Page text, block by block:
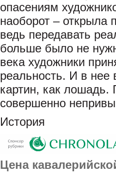
опасениям
наоборот – открыла
ведь передавать
больше было не
века художники
реальность. И в нее
картин, как лошадь.
совершенно
История
Цена